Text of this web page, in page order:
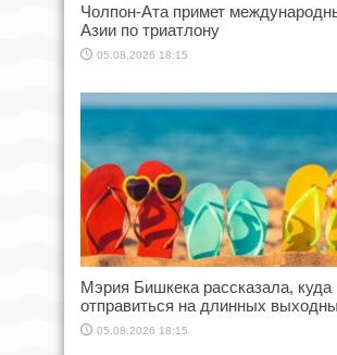
Чолпон-Ата примет
Азии по триатлону
05.08.2026 18:15
Мэрия Бишкека рассказала,
отправиться на длинных
05.08.2026 18:15